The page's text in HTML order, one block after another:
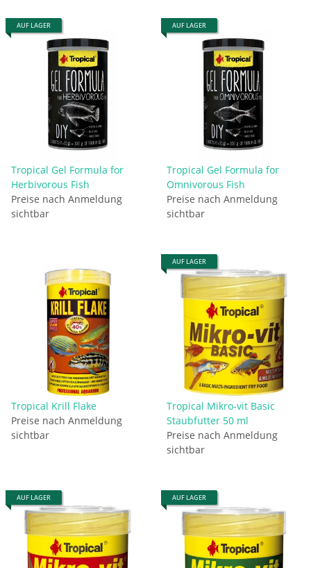
AUF LAGER
Tropical Gel Formula for
Herbivorous Fish
Preise nach Anmeldung
sichtbar
AUF LAGER
Tropical Gel Formula for
Omnivorous Fish
Preise nach Anmeldung
sichtbar
Tropical Krill Flake
Preise nach Anmeldung
sichtbar
AUF LAGER
Tropical Mikro-vit Basic
Staubfutter 50 ml
Preise nach Anmeldung
sichtbar
AUF LAGER AUF LAGER